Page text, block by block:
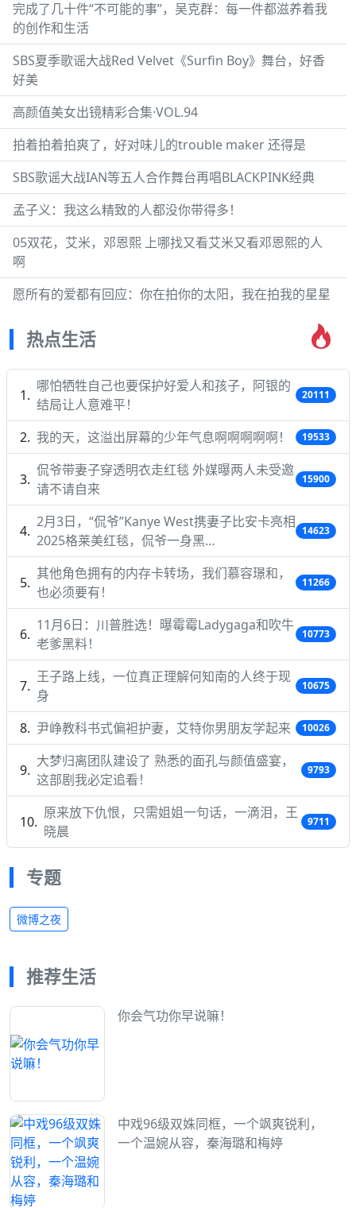
完成了几十件“不可能的事”，吴克群：每一件都滋养着我
的创作和生活
SBS夏季歌谣大战Red Velvet《Surfin Boy》舞台，好香
好美
高颜值美女出镜精彩合集·VOL.94
拍着拍着拍爽了，好对味儿的trouble maker 还得是
SBS歌谣大战IAN等五人合作舞台再唱BLACKPINK经典
孟子义：我这么精致的人都没你带得多！
05双花，艾米，邓恩熙 上哪找又看艾米又看邓恩熙的人
啊
愿所有的爱都有回应：你在拍你的太阳，我在拍我的星星
热点生活
哪怕牺牲自己也要保护好爱人和孩子，阿银的
结局让人意难平！
20111
我的天，这溢出屏幕的少年气息啊啊啊啊啊！ 19533
侃爷带妻子穿透明衣走红毯 外媒曝两人未受邀
请不请自来
15900
2月3日，“侃爷”Kanye West携妻子比安卡亮相
2025格莱美红毯，侃爷一身黑…
14623
其他角色拥有的内存卡转场，我们慕容璟和，
也必须要有！
11266
11月6日：川普胜选！曝霉霉Ladygaga和吹牛
老爹黑料！
10773
王子路上线，一位真正理解何知南的人终于现
身
10675
尹峥教科书式偏袒护妻，艾特你男朋友学起来 10026
大梦归离团队建设了 熟悉的面孔与颜值盛宴，
这部剧我必定追看！
9793
原来放下仇恨，只需姐姐一句话，一滴泪，王
晓晨
9711
专题
微博之夜
推荐生活
你会气功你早说嘛！
中戏96级双姝同框，一个飒爽锐利，
一个温婉从容，秦海璐和梅婷